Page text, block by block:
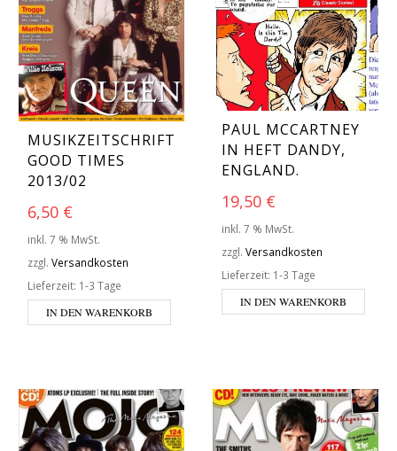
MUSIKZEITSCHRIFT
GOOD TIMES
2013/02
6,50 €
inkl. 7 % MwSt.
zzgl. Versandkosten
Lieferzeit: 1-3 Tage
IN DEN WARENKORB
PAUL MCCARTNEY
IN HEFT DANDY,
ENGLAND.
19,50 €
inkl. 7 % MwSt.
zzgl. Versandkosten
Lieferzeit: 1-3 Tage
IN DEN WARENKORB